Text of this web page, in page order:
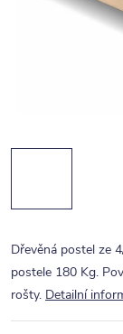
Dřevěná postel ze
postele 180 Kg.
rošty. Detailní